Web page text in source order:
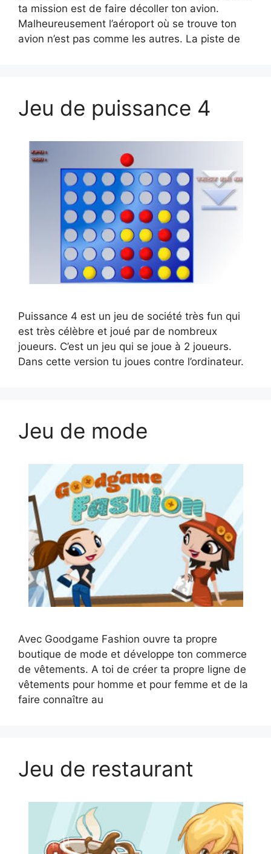
ta mission est de faire décoller ton avion.
Malheureusement l’aéroport où se trouve ton
avion n’est pas comme les autres. La piste de
Jeu de puissance 4
Puissance 4 est un jeu de société très fun qui
est très célèbre et joué par de nombreux
joueurs. C’est un jeu qui se joue à 2 joueurs.
Dans cette version tu joues contre l’ordinateur.
Jeu de mode
Avec Goodgame Fashion ouvre ta propre
boutique de mode et développe ton commerce
de vêtements. A toi de créer ta propre ligne de
vêtements pour homme et pour femme et de la
faire connaître au
Jeu de restaurant